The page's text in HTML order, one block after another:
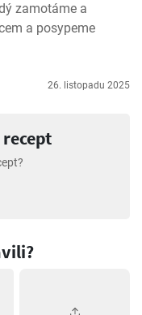
zamotáme a
a posypeme
26. listopadu 2025